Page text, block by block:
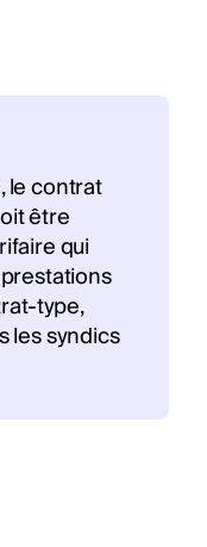
le contrat
être
qui
type,
les syndics